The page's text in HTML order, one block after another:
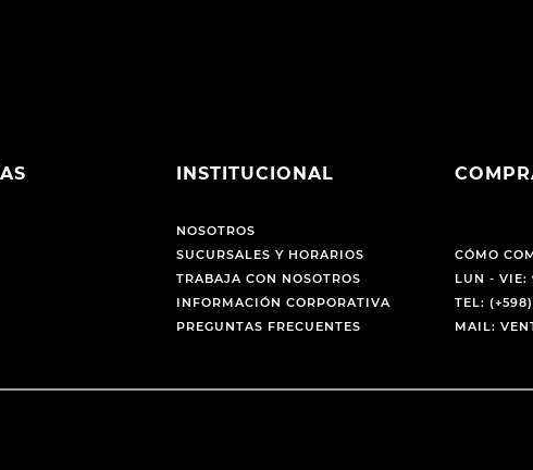
INSTITUCIONAL
NOSOTROS
SUCURSALES Y HORARIOS
TRABAJA CON NOSOTROS
INFORMACIÓN CORPORATIVA
PREGUNTAS FRECUENTES
CÓMO
LUN - VIE:
TEL: (+598)
MAIL: